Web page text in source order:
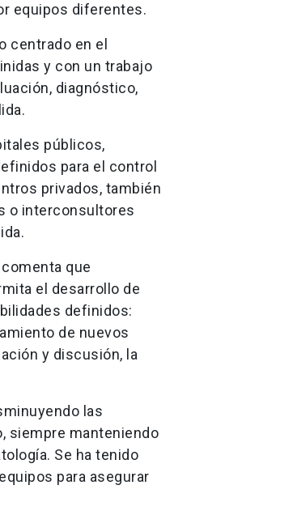
equipos diferentes.
centrado en el
y con un trabajo
diagnóstico,
públicos,
para el control
privados, también
o interconsultores
que
el desarrollo de
definidos:
de nuevos
y discusión, la
las
siempre manteniendo
Se ha tenido
para asegurar